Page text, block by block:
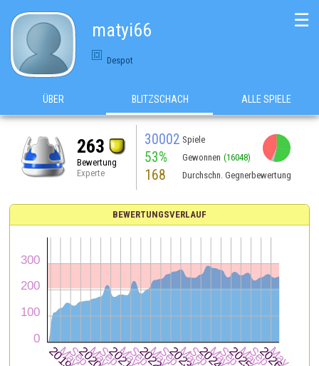
matyi66
Despot
☰
ÜBER BLITZSCHACH ALLE SPIELE
263
Bewertung
Experte
30002 Spiele
53% Gewonnen (16048)
168 Durchschn. Gegnerbewertung
BEWERTUNGSVERLAUF